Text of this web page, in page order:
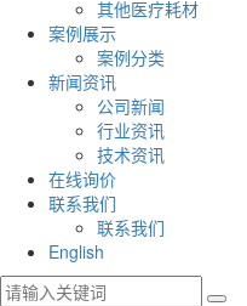
其他医疗耗材
案例展示
案例分类
新闻资讯
公司新闻
行业资讯
技术资讯
在线询价
联系我们
联系我们
English